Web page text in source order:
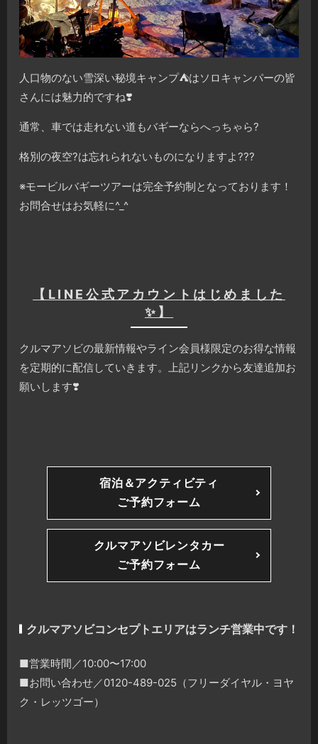
人口物のない雪深い秘境キャンプ⛺️はソロキャンパーの皆
さんには魅力的ですね❣️
通常、車では走れない道もバギーならへっちゃら?
格別の夜空?は忘れられないものになりますよ???
※モービルバギーツアーは完全予約制となっております！
お問合せはお気軽に^_^
【LINE公式アカウントはじめました
✨】
クルマアソビの最新情報やライン会員様限定のお得な情報
を定期的に配信していきます。上記リンクから友達追加お
願いします❣️
宿泊＆アクティビティ
ご予約フォーム
クルマアソビレンタカー
ご予約フォーム
クルマアソビコンセプトエリアはランチ営業中です！
■営業時間／10:00〜17:00
■お問い合わせ／0120-489-025（フリーダイヤル・ヨヤ
ク・レッツゴー）